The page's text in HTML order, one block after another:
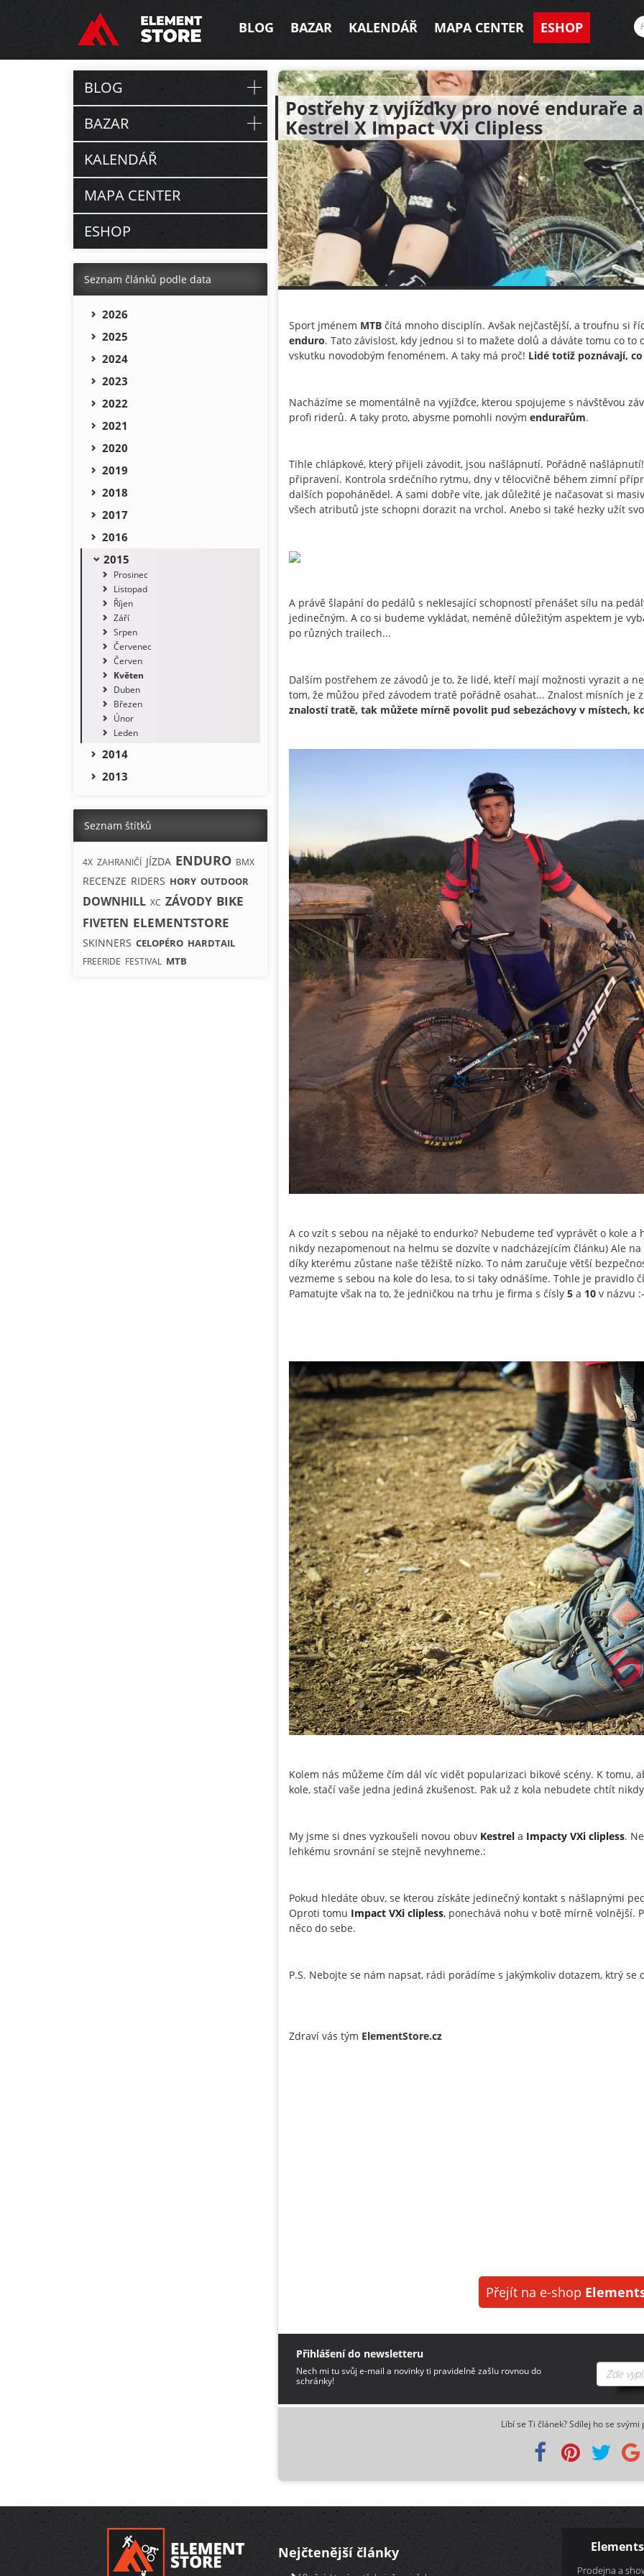
BLOG BAZAR KALENDÁŘ MAPA CENTER ESHOP
Postřehy z vyjížďky pro nové enduraře
Kestrel X Impact VXi Clipless
Sport jménem MTB čítá mnoho disciplín. Avšak nejčastější, a troufnu si
enduro. Tato závislost, kdy jednou si to mažete dolů a dáváte tomu co
vskutku novodobým fenoménem. A taky má proč! Lidé totiž poznávají,
Nacházíme se momentálně na vyjížďce, kterou spojujeme s návštěvou
profi riderů. A taky proto, abysme pomohli novým endurařům.
Tihle chlápkové, který přijeli závodit, jsou našlápnutí. Pořádně
připravení. Kontrola srdečního rytmu, dny v tělocvičně během zimní
dalších popohánědel. A sami dobře víte, jak důležité je načasovat si
všech atributů jste schopni dorazit na vrchol. Anebo si také hezky užít
A právě šlapání do pedálů s neklesající schopností přenášet sílu na
jedinečným. A co si budeme vykládat, neméně důležitým aspektem je
po různých trailech...
Dalším postřehem ze závodů je to, že lidé, kteří mají možnosti vyrazit a
tom, že můžou před závodem tratě pořádně osahat... Znalost mísních je
znalostí tratě, tak můžete mírně povolit pud sebezáchovy v místech,
A co vzít s sebou na nějaké to endurko? Nebudeme teď vyprávět o kole a
nikdy nezapomenout na helmu se dozvíte v nadcházejícím článku) Ale
díky kterému zůstane naše těžiště nízko. To nám zaručuje větší
vezmeme s sebou na kole do lesa, to si taky odnášíme. Tohle je pravidlo
Pamatujte však na to, že jedničkou na trhu je firma s čísly 5 a 10 v názvu
Kolem nás můžeme čím dál víc vidět popularizaci bikové scény. K tomu,
kole, stačí vaše jedna jediná zkušenost. Pak už z kola nebudete chtít
My jsme si dnes vyzkoušeli novou obuv Kestrel a Impacty VXi clipless.
lehkému srovnání se stejně nevyhneme.:
Pokud hledáte obuv, se kterou získáte jedinečný kontakt s nášlapnými
Oproti tomu Impact VXi clipless, ponechává nohu v botě mírně volnější.
něco do sebe.
P.S. Nebojte se nám napsat, rádi porádíme s jakýmkoliv dotazem, ktrý
Zdraví vás tým ElementStore.cz
Přejít na e-shop
Přihlášení do newsletteru
Nech mi tu svůj e-mail a novinky ti pravidelně zašlu rovnou do
schránky!
Líbí se Ti článek? Sdílej ho se svými
BLOG
BAZAR
KALENDÁŘ
MAPA CENTER
ESHOP
Seznam článků podle data
2026
2025
2024
2023
2022
2021
2020
2019
2018
2017
2016
2015
Prosinec
Listopad
Říjen
Září
Srpen
Červenec
Červen
Květen
Duben
Březen
Únor
Leden
2014
2013
Seznam štítků
4X ZAHRANIČÍ JÍZDA ENDURO BMX
RECENZE RIDERS HORY OUTDOOR
DOWNHILL XC ZÁVODY BIKE
FIVETEN ELEMENTSTORE
SKINNERS CELOPÉRO HARDTAIL
FREERIDE FESTIVAL MTB
Nejčtenější články
Prodejna a